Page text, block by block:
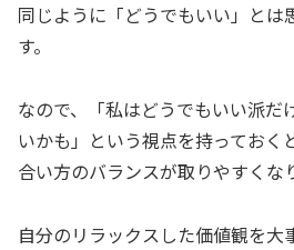
同じように「どうでもいい」とは
す。
なので、「私はどうでもいい派だ
いかも」という視点を持っておく
合い方のバランスが取りやすくな
自分のリラックスした価値観を大